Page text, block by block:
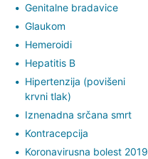
Genitalne bradavice
Glaukom
Hemeroidi
Hepatitis B
Hipertenzija (povišeni
krvni tlak)
Iznenadna srčana smrt
Kontracepcija
Koronavirusna bolest 2019